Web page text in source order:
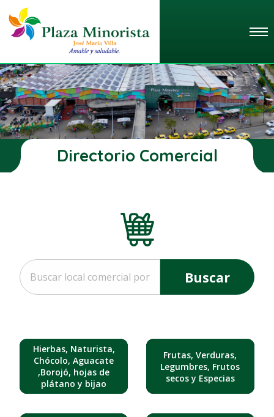
Directorio Comercial
Buscar
Hierbas, Naturista,
Chócolo, Aguacate
,Borojó, hojas de
plátano y bijao
Frutas, Verduras,
Legumbres, Frutos
secos y Especias